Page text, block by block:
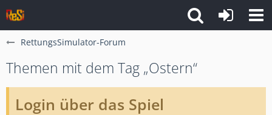
RettungsSimulator-Forum
Themen mit dem Tag „Ostern“
Login über das Spiel